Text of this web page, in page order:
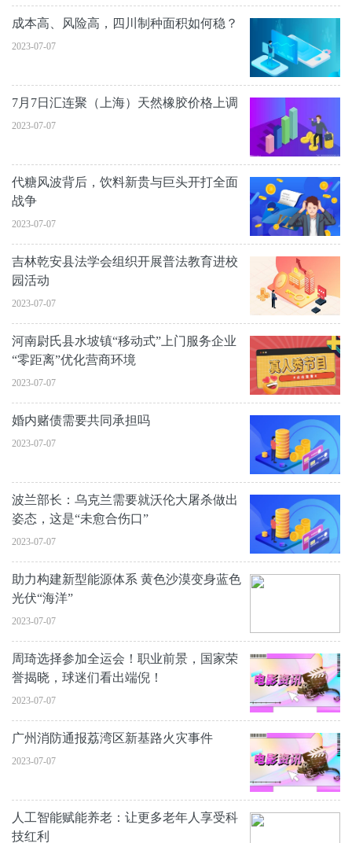
成本高、风险高，四川制种面积如何稳？
2023-07-07
7月7日汇连聚（上海）天然橡胶价格上调
2023-07-07
代糖风波背后，饮料新贵与巨头开打全面
战争
2023-07-07
吉林乾安县法学会组织开展普法教育进校
园活动
2023-07-07
河南尉氏县水坡镇“移动式”上门服务企业
“零距离”优化营商环境
2023-07-07
婚内赌债需要共同承担吗
2023-07-07
波兰部长：乌克兰需要就沃伦大屠杀做出
姿态，这是“未愈合伤口”
2023-07-07
助力构建新型能源体系 黄色沙漠变身蓝色
光伏“海洋”
2023-07-07
周琦选择参加全运会！职业前景，国家荣
誉揭晓，球迷们看出端倪！
2023-07-07
广州消防通报荔湾区新基路火灾事件
2023-07-07
人工智能赋能养老：让更多老年人享受科
技红利